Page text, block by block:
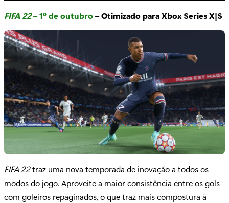
FIFA 22– 1º de outubro– Otimizado para Xbox Series X|S
FIFA 22traz uma nova temporada de inovação a todos os
modos do jogo. Aproveite a maior consistência entre os gols
com goleiros repaginados, o que traz mais compostura à